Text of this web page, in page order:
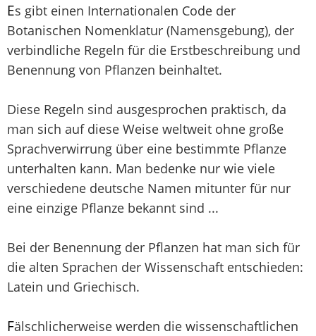
Es gibt einen Internationalen Code der
Botanischen Nomenklatur (Namensgebung), der
verbindliche Regeln für die Erstbeschreibung und
Benennung von Pflanzen beinhaltet.
Diese Regeln sind ausgesprochen praktisch, da
man sich auf diese Weise weltweit ohne große
Sprachverwirrung über eine bestimmte Pflanze
unterhalten kann. Man bedenke nur wie viele
verschiedene deutsche Namen mitunter für nur
eine einzige Pflanze bekannt sind ...
Bei der Benennung der Pflanzen hat man sich für
die alten Sprachen der Wissenschaft entschieden:
Latein und Griechisch.
Fälschlicherweise werden die wissenschaftlichen